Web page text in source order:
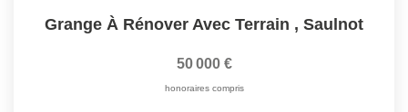
Grange À Rénover Avec Terrain , Saulnot
50 000 €
honoraires compris